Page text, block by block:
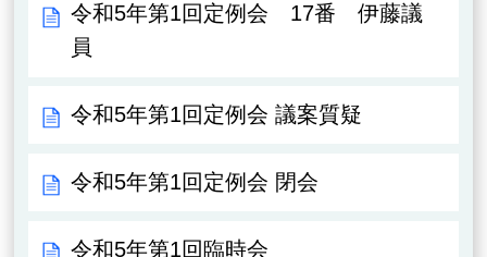
令和5年第1回定例会 17番 伊藤議
員
令和5年第1回定例会 議案質疑
令和5年第1回定例会 閉会
令和5年第1回臨時会